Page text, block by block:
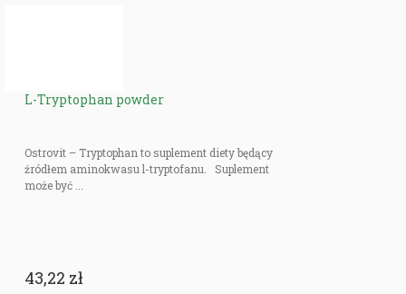
L-Tryptophan powder
Ostrovit – Tryptophan to suplement diety będący
źródłem aminokwasu l-tryptofanu. Suplement
może być ...
43,22 zł